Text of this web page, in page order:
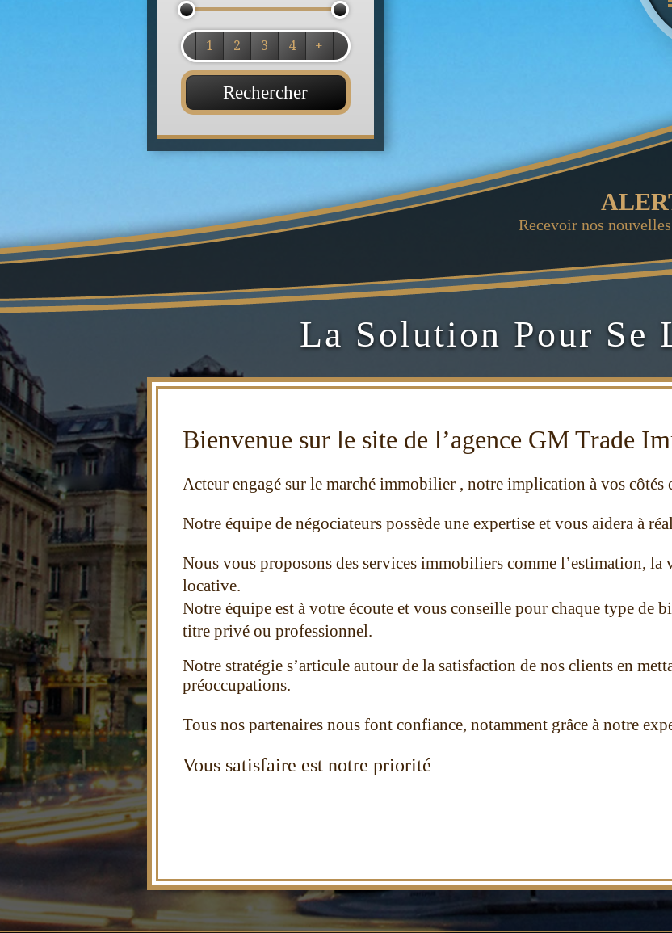
1 2 3 4 +
Recevoir nos
La Solution Pour Se
Bienvenue sur le site de l’agence GM Trade
Acteur engagé sur le marché immobilier , notre implication à vos côtés
Notre équipe de négociateurs possède une expertise et vous aidera à
Nous vous proposons des services immobiliers comme l’estimation, la
locative.
Notre équipe est à votre écoute et vous conseille pour chaque type de
titre privé ou professionnel.
Notre stratégie s’articule autour de la satisfaction de nos clients en
préoccupations.
Tous nos partenaires nous font confiance, notamment grâce à notre
Vous satisfaire est notre priorité